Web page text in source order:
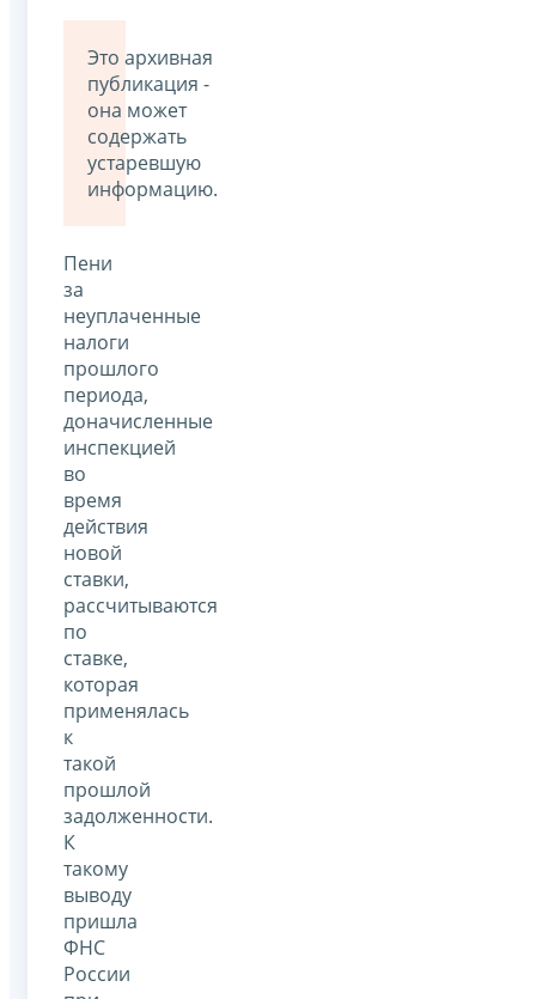
Это архивная
публикация -
она может
содержать
устаревшую
информацию.
Пени
за
неуплаченные
налоги
прошлого
периода,
доначисленные
инспекцией
во
время
действия
новой
ставки,
рассчитываются
по
ставке,
которая
применялась
к
такой
прошлой
задолженности.
К
такому
выводу
пришла
ФНС
России